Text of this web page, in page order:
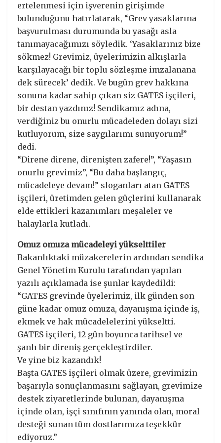
ertelenmesi için işverenin girişimde
bulunduğunu hatırlatarak, “Grev yasaklarına
başvurulması durumunda bu yasağı asla
tanımayacağımızı söyledik. ‘Yasaklarınız bize
sökmez! Grevimiz, üyelerimizin alkışlarla
karşılayacağı bir toplu sözleşme imzalanana
dek sürecek’ dedik. Ve bugün grev hakkına
sonuna kadar sahip çıkan siz GATES işçileri,
bir destan yazdınız! Sendikamız adına,
verdiğiniz bu onurlu mücadeleden dolayı sizi
kutluyorum, size saygılarımı sunuyorum!”
dedi.
“Direne direne, direnişten zafere!”, “Yaşasın
onurlu grevimiz”, “Bu daha başlangıç,
mücadeleye devam!” sloganları atan GATES
işçileri, üretimden gelen güçlerini kullanarak
elde ettikleri kazanımları meşaleler ve
halaylarla kutladı.
Omuz omuza mücadeleyi yükselttiler
Bakanlıktaki müzakerelerin ardından sendika
Genel Yönetim Kurulu tarafından yapılan
yazılı açıklamada ise şunlar kaydedildi:
“GATES grevinde üyelerimiz, ilk günden son
güne kadar omuz omuza, dayanışma içinde iş,
ekmek ve hak mücadelelerini yükseltti.
GATES işçileri, 12 gün boyunca tarihsel ve
şanlı bir direniş gerçekleştirdiler.
Ve yine biz kazandık!
Başta GATES işçileri olmak üzere, grevimizin
başarıyla sonuçlanmasını sağlayan, grevimize
destek ziyaretlerinde bulunan, dayanışma
içinde olan, işçi sınıfının yanında olan, moral
desteği sunan tüm dostlarımıza teşekkür
ediyoruz.”